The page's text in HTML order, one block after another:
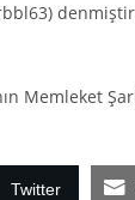
Memleket
Twitter